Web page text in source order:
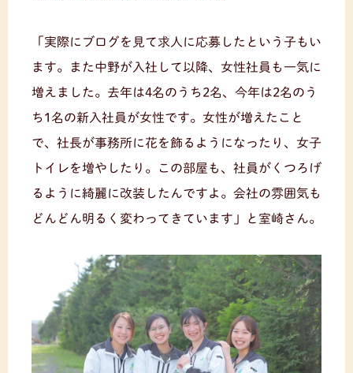
「実際にブログを見て求人に応募したという子もい
ます。また中野が入社して以降、女性社員も一気に
増えました。去年は4名のうち2名、今年は2名のう
ち1名の新入社員が女性です。女性が増えたこと
で、社長が事務所に花を飾るようになったり、女子
トイレを増やしたり。この部屋も、社員がくつろげ
るように綺麗に改装したんですよ。会社の雰囲気も
どんどん明るく変わってきています」と室崎さん。